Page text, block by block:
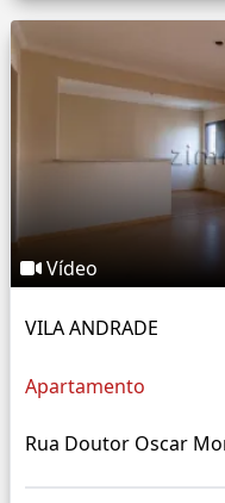
Vídeo
VILA ANDRADE
Apartamento
Rua Doutor Oscar